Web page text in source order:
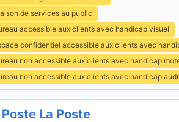
de services au public
accessible aux clients avec handicap visuel
confidentiel accessible aux clients avec
non accessible aux clients avec handicap
non accessible aux clients avec handicap
Poste La Poste